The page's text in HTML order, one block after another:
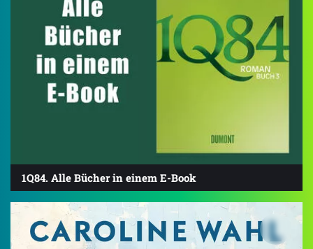
1Q84. Alle Bücher in einem E-Book